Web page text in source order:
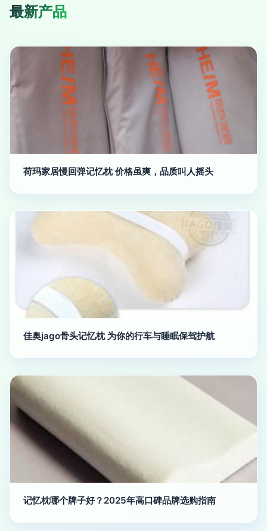
最新产品
荷玛家居慢回弹记忆枕 价格虽爽，品质叫人摇头
佳奥jago骨头记忆枕 为你的行车与睡眠保驾护航
记忆枕哪个牌子好？2025年高口碑品牌选购指南